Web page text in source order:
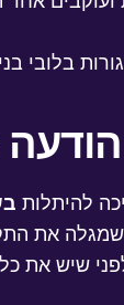
להיתלות
שמגלה את
שיש את